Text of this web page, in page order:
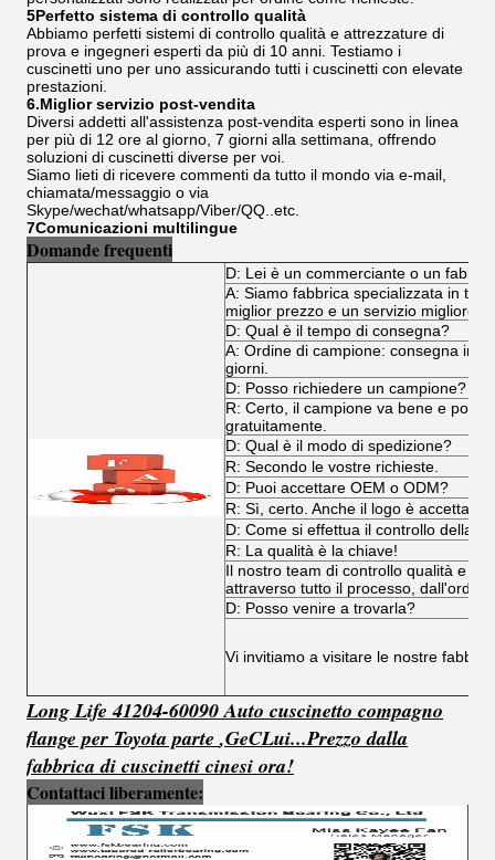
5Perfetto sistema di controllo qualità
Abbiamo perfetti sistemi di controllo qualità e attrezzature di
prova e ingegneri esperti da più di 10 anni. Testiamo i
cuscinetti uno per uno assicurando tutti i cuscinetti con elevate
prestazioni.
6.Miglior servizio post-vendita
Diversi addetti all'assistenza post-vendita esperti sono in linea
per più di 12 ore al giorno, 7 giorni alla settimana, offrendo
soluzioni di cuscinetti diverse per voi.
Siamo lieti di ricevere commenti da tutto il mondo via e-mail,
chiamata/messaggio o via
Skype/wechat/whatsapp/Viber/QQ..etc.
7Comunicazioni multilingue
Domande frequenti
D: Lei è un commerciante o un
A: Siamo fabbrica specializzata in
miglior prezzo e un servizio migliore.
D: Qual è il tempo di consegna?
A: Ordine di campione: consegna
giorni.
D: Posso richiedere un campione?
R: Certo, il campione va bene e
gratuitamente.
D: Qual è il modo di spedizione?
R: Secondo le vostre richieste.
D: Puoi accettare OEM o ODM?
R: Sì, certo. Anche il logo è
D: Come si effettua il controllo della
R: La qualità è la chiave!
Il nostro team di controllo qualità e il
attraverso tutto il processo,
D: Posso venire a trovarla?
Vi invitiamo a visitare le nostre
Long Life 41204-60090 Auto cuscinetto compagno
flange per Toyota parte,GeCLui...Prezzo dalla
fabbrica di cuscinetti cinesi ora!
Contattaci liberamente: